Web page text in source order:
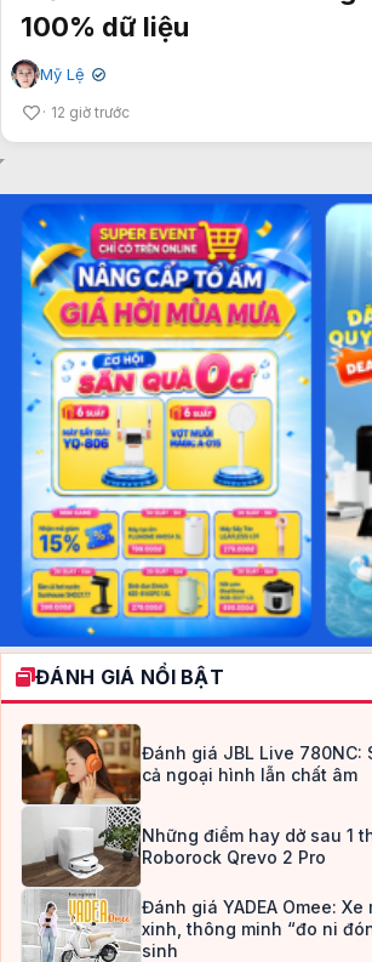
100% dữ liệu
Mỹ Lệ ✔
12 giờ trước
ĐÁNH GIÁ NỔI BẬT
Đánh giá JBL Live 780NC:
cả ngoại hình lẫn chất âm
Những điểm hay dở sau 1
Roborock Qrevo 2 Pro
Đánh giá YADEA Omee:
xinh, thông minh “đo ni
sinh